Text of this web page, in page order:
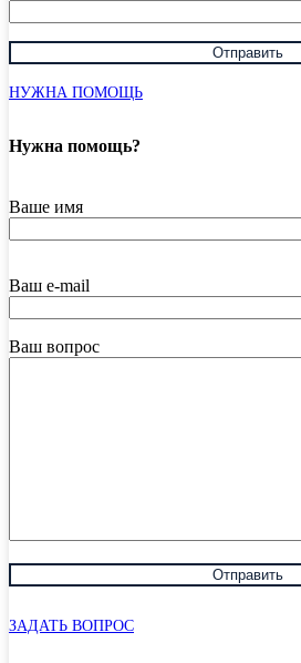
НУЖНА ПОМОЩЬ
Нужна помощь?
Ваше имя
Ваш e-mail
Ваш вопрос
ЗАДАТЬ ВОПРОС